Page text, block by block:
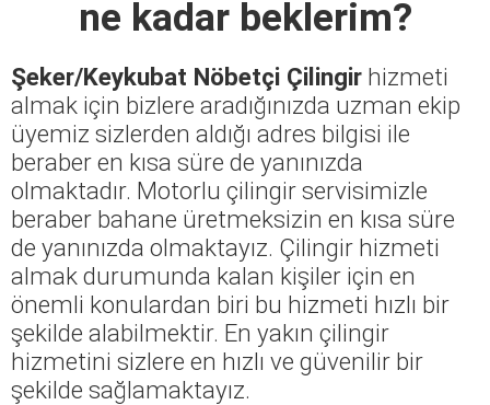
ne kadar beklerim?
Şeker/Keykubat Nöbetçi Çilingir hizmeti
almak için bizlere aradığınızda uzman ekip
üyemiz sizlerden aldığı adres bilgisi ile
beraber en kısa süre de yanınızda
olmaktadır. Motorlu çilingir servisimizle
beraber bahane üretmeksizin en kısa süre
de yanınızda olmaktayız. Çilingir hizmeti
almak durumunda kalan kişiler için en
önemli konulardan biri bu hizmeti hızlı bir
şekilde alabilmektir. En yakın çilingir
hizmetini sizlere en hızlı ve güvenilir bir
şekilde sağlamaktayız.